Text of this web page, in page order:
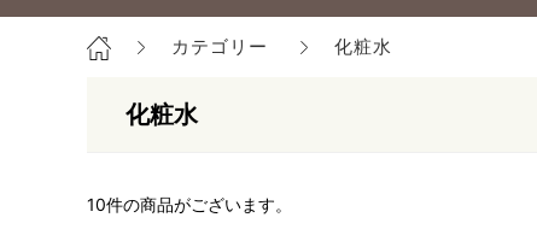
カテゴリー 化粧水
化粧水
10件の商品がございます。